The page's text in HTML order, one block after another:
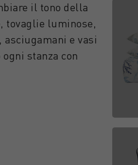
il tono della
tovaglie luminose,
e vasi
stanza con